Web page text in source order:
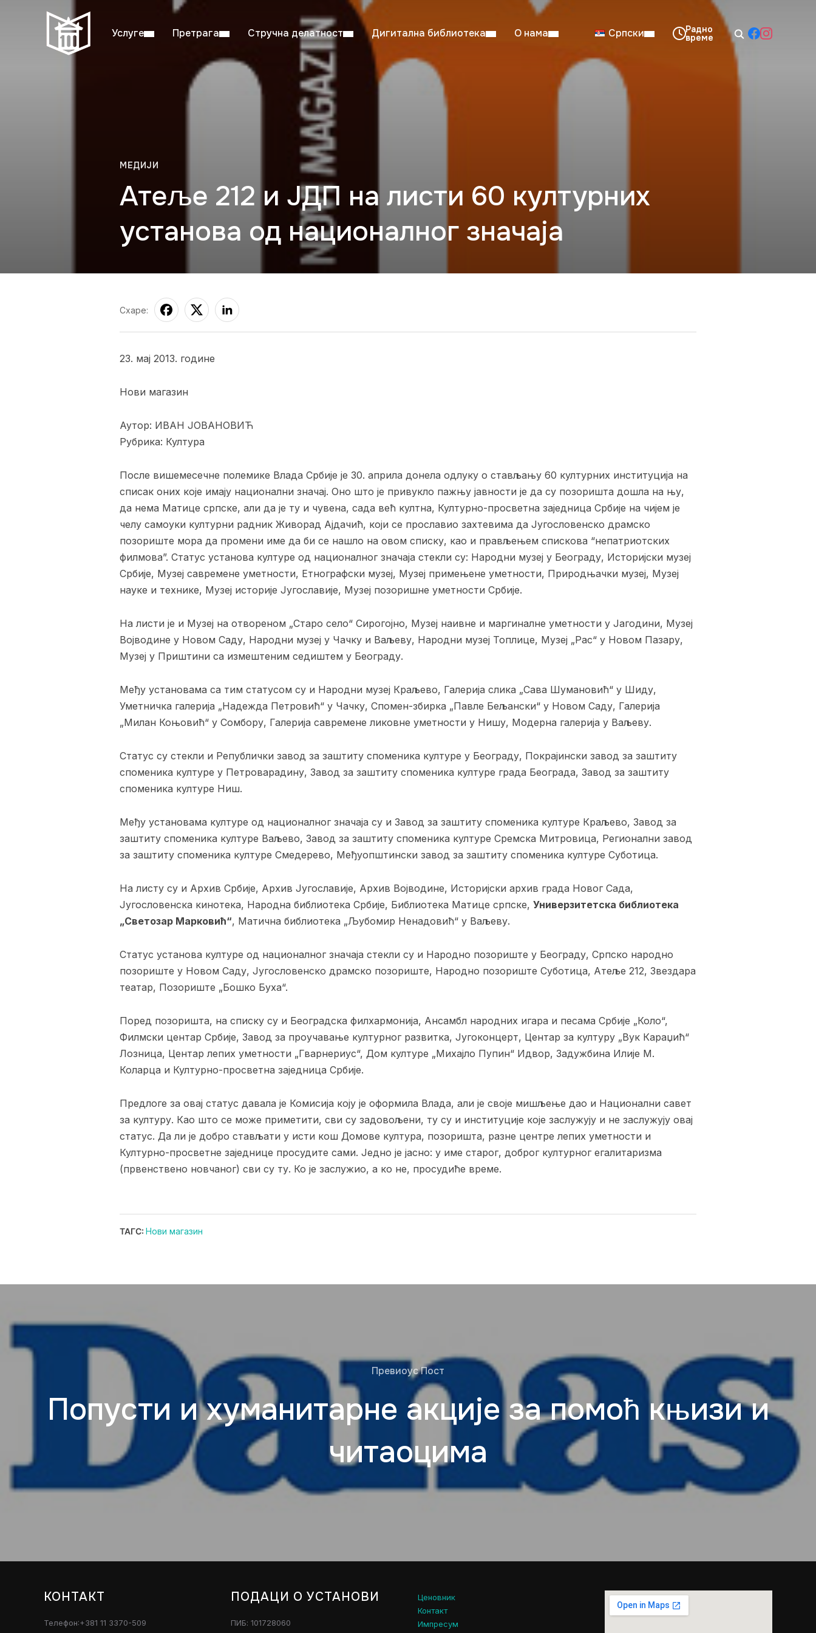
Услуге Претрага Стручна делатност Дигитална библиотека О нама Српски
МЕДИЈИ
Атеље 212 и ЈДП на листи 60 културних
установа од националног значаја
Схаре:
23. мај 2013. године
Нови магазин
Аутор: ИВАН ЈОВАНОВИЋ
Рубрика: Култура
После вишемесечне полемике Влада Србије је 30. априла донела одлуку о стављању 60 културних институција на
списак оних које имају национални значај. Оно што је привукло пажњу јавности је да су позоришта дошла на њу,
да нема Матице српске, али да је ту и чувена, сада већ култна, Културно-просветна заједница Србије на чијем је
челу самоуки културни радник Живорад Ајдачић, који се прославио захтевима да Југословенско драмско
позориште мора да промени име да би се нашло на овом списку, као и прављењем спискова “непатриотских
филмова”. Статус установа културе од националног значаја стекли су: Народни музеј у Београду, Историјски музеј
Србије, Музеј савремене уметности, Етнографски музеј, Музеј примењене уметности, Природњачки музеј, Музеј
науке и технике, Музеј историје Југославије, Музеј позоришне уметности Србије.
На листи је и Музеј на отвореном „Старо село“ Сирогојно, Музеј наивне и маргиналне уметности у Јагодини, Музеј
Војводине у Новом Саду, Народни музеј у Чачку и Ваљеву, Народни музеј Топлице, Музеј „Рас“ у Новом Пазару,
Музеј у Приштини са измештеним седиштем у Београду.
Међу установама са тим статусом су и Народни музеј Краљево, Галерија слика „Сава Шумановић“ у Шиду,
Уметничка галерија „Надежда Петровић“ у Чачку, Спомен-збирка „Павле Бељански“ у Новом Саду, Галерија
„Милан Коњовић“ у Сомбору, Галерија савремене ликовне уметности у Нишу, Модерна галерија у Ваљеву.
Статус су стекли и Републички завод за заштиту споменика културе у Београду, Покрајински завод за заштиту
споменика културе у Петроварадину, Завод за заштиту споменика културе града Београда, Завод за заштиту
споменика културе Ниш.
Међу установама културе од националног значаја су и Завод за заштиту споменика културе Краљево, Завод за
заштиту споменика културе Ваљево, Завод за заштиту споменика културе Сремска Митровица, Регионални завод
за заштиту споменика културе Смедерево, Међуопштински завод за заштиту споменика културе Суботица.
На листу су и Архив Србије, Архив Југославије, Архив Војводине, Историјски архив града Новог Сада,
Југословенска кинотека, Народна библиотека Србије, Библиотека Матице српске, Универзитетска библиотека
„Светозар Марковић“, Матична библиотека „Љубомир Ненадовић“ у Ваљеву.
Статус установа културе од националног значаја стекли су и Народно позориште у Београду, Српско народно
позориште у Новом Саду, Југословенско драмско позориште, Народно позориште Суботица, Атеље 212, Звездара
театар, Позориште „Бошко Буха“.
Поред позоришта, на списку су и Београдска филхармонија, Ансамбл народних игара и песама Србије „Коло“,
Филмски центар Србије, Завод за проучавање културног развитка, Југоконцерт, Центар за културу „Вук Караџић“
Лозница, Центар лепих уметности „Гварнериус“, Дом културе „Михајло Пупин“ Идвор, Задужбина Илије М.
Коларца и Културно-просветна заједница Србије.
Предлоге за овај статус давала је Комисија коју је оформила Влада, али је своје мишљење дао и Национални савет
за културу. Као што се може приметити, сви су задовољени, ту су и институције које заслужују и не заслужују овај
статус. Да ли је добро стављати у исти кош Домове култура, позоришта, разне центре лепих уметности и
Културно-просветне заједнице просудите сами. Једно је јасно: у име старог, доброг културног егалитаризма
(првенствено новчаног) сви су ту. Ко је заслужио, а ко не, просудиће време.
ТАГС: Нови магазин
Превиоус Пост
Попусти и хуманитарне акције за помоћ књизи и
читаоцима
КОНТАКТ
Телефон:+381 11 3370-509
ПОДАЦИ О УСТАНОВИ
ПИБ: 101728060
Ценовник
Контакт
Импресум
Студентска читаоница: 08:00–23:00 Суб: 08:00–14:00
Радно време од 06. јула до 29. августа